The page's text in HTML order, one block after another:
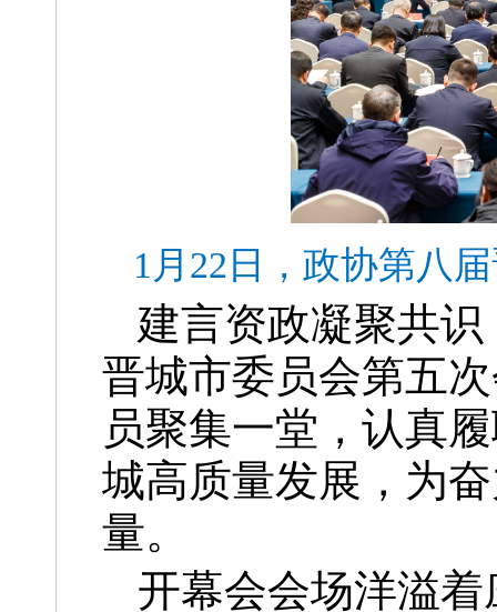
1月22日，政协第八
建言资政凝聚共
晋城市委员会第五
员聚集一堂，认真
城高质量发展，为
量。
开幕会会场洋溢